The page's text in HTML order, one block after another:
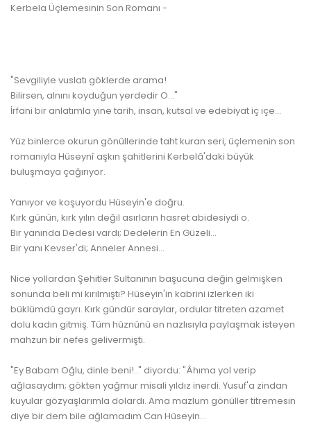
Kerbela Üçlemesinin Son Romanı -
"Sevgiliyle vuslatı göklerde arama!
Bilirsen, alnını koyduğun yerdedir O..."
İrfani bir anlatımla yine tarih, insan, kutsal ve edebiyat iç içe...
Yüz binlerce okurun gönüllerinde taht kuran seri, üçlemenin son
romanıyla Hüseynî aşkın şahitlerini Kerbelâ'daki büyük
buluşmaya çağırıyor.
Yanıyor ve koşuyordu Hüseyin'e doğru.
Kırk günün, kırk yılın değil asırların hasret abidesiydi o.
Bir yanında Dedesi vardı; Dedelerin En Güzeli...
Bir yanı Kevser'di; Anneler Annesi...
Nice yollardan Şehitler Sultanının başucuna değin gelmişken
sonunda beli mi kırılmıştı? Hüseyin'in kabrini izlerken iki
büklümdü gayrı. Kırk gündür saraylar, ordular titreten azamet
dolu kadın gitmiş. Tüm hüznünü en nazlısıyla paylaşmak isteyen
mahzun bir nefes gelivermişti.
"Ey Babam Oğlu, dinle beni!.." diyordu: "Âhıma yol verip
ağlasaydım; gökten yağmur misali yıldız inerdi. Yusuf'a zindan
kuyular gözyaşlarımla dolardı. Ama mazlum gönüller titremesin
diye bir dem bile ağlamadım Can Hüseyin...